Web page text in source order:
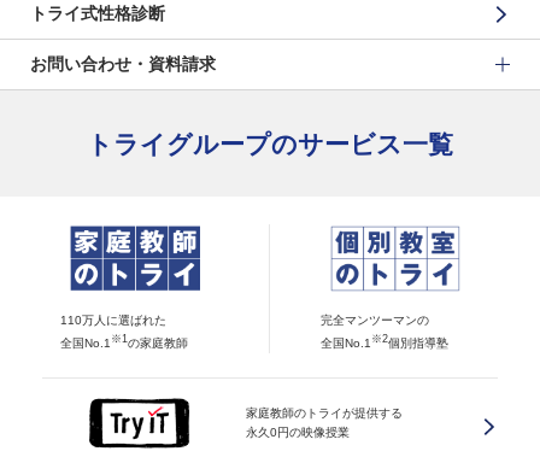
トライ式性格診断
お問い合わせ・資料請求
トライグループのサービス一覧
110万人に選ばれた
全国No.1 ※1 の家庭教師
完全マンツーマンの
全国No.1 ※2個別指導塾
家庭教師のトライが提供する
永久0円の映像授業